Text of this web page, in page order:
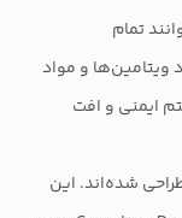
تمام
ویتامین‌ها و مواد
ایمنی و افت
شده‌اند. این